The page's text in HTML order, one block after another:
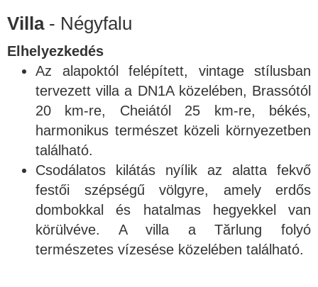
Villa - Négyfalu
Elhelyezkedés
Az alapoktól felépített, vintage stílusban
tervezett villa a DN1A közelében, Brassótól
20 km-re, Cheiától 25 km-re, békés,
harmonikus természet közeli környezetben
található.
Csodálatos kilátás nyílik az alatta fekvő
festői szépségű völgyre, amely erdős
dombokkal és hatalmas hegyekkel van
körülvéve. A villa a Tărlung folyó
természetes vízesése közelében található.